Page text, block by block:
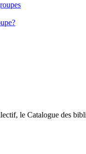
le Catalogue des